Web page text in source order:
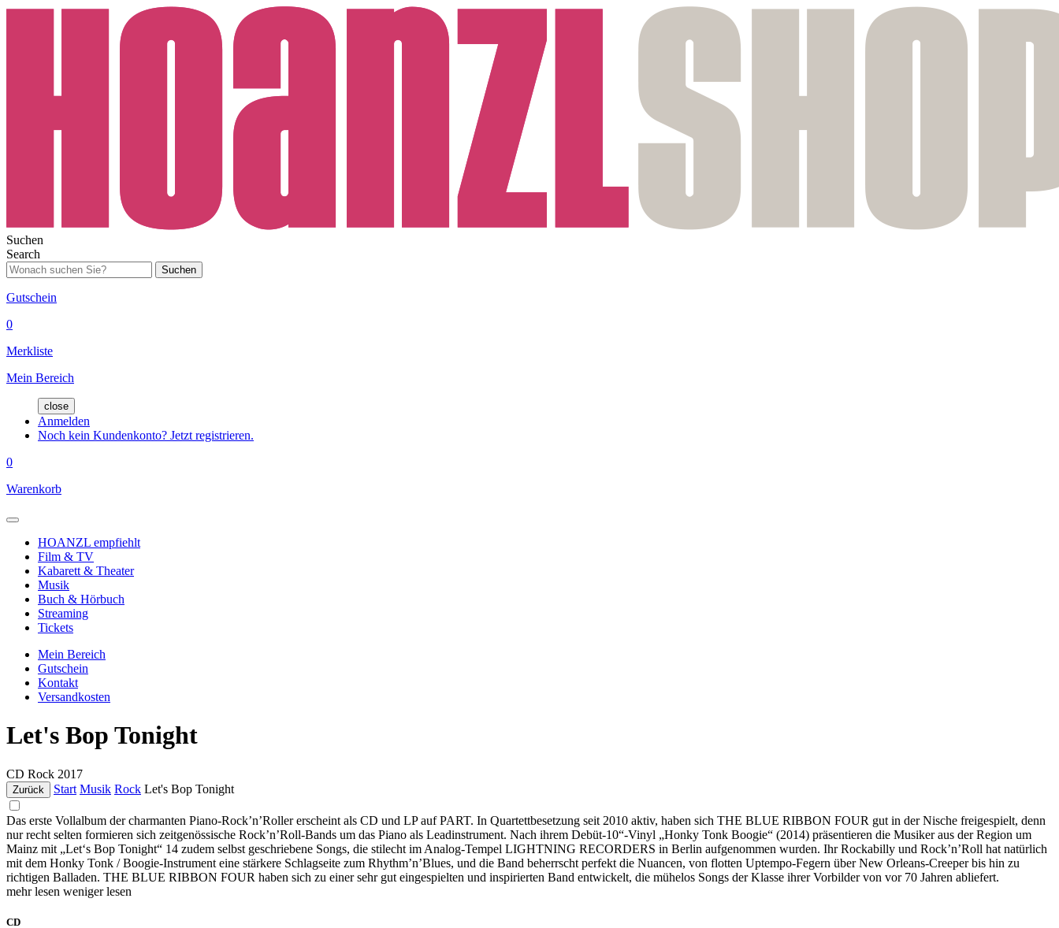
Suchen
Search
Suchen
Gutschein
0
Merkliste
Mein Bereich
close
Anmelden
Noch kein Kundenkonto? Jetzt registrieren.
0
Warenkorb
HOANZL empfiehlt
Film & TV
Kabarett & Theater
Musik
Buch & Hörbuch
Streaming
Tickets
Mein Bereich
Gutschein
Kontakt
Versandkosten
Let's Bop Tonight
CD Rock 2017
Zurück Start Musik Rock Let's Bop Tonight
Das erste Vollalbum der charmanten Piano-Rock’n’Roller erscheint als CD und LP auf PART. In Quartettbesetzung seit 2010 aktiv, haben sich THE BLUE RIBBON FOUR gut in der Nische freigespielt, denn
nur recht selten formieren sich zeitgenössische Rock’n’Roll-Bands um das Piano als Leadinstrument. Nach ihrem Debüt-10“-Vinyl „Honky Tonk Boogie“ (2014) präsentieren die Musiker aus der Region um
Mainz mit „Let‘s Bop Tonight“ 14 zudem selbst geschriebene Songs, die stilecht im Analog-Tempel LIGHTNING RECORDERS in Berlin aufgenommen wurden. Ihr Rockabilly und Rock’n’Roll hat natürlich
mit dem Honky Tonk / Boogie-Instrument eine stärkere Schlagseite zum Rhythm’n’Blues, und die Band beherrscht perfekt die Nuancen, von flotten Uptempo-Fegern über New Orleans-Creeper bis hin zu
richtigen Balladen. THE BLUE RIBBON FOUR haben sich zu einer sehr gut eingespielten und inspirierten Band entwickelt, die mühelos Songs der Klasse ihrer Vorbilder von vor 70 Jahren abliefert.
mehr lesen weniger lesen
CD